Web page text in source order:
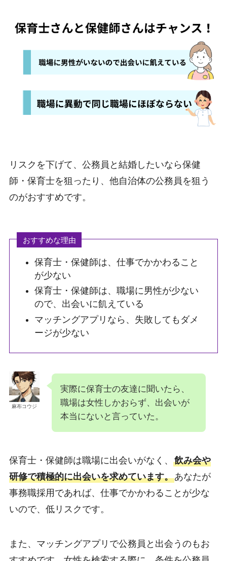
リスクを下げて、公務員と結婚したいなら保健
師・保育士を狙ったり、他自治体の公務員を狙う
のがおすすめです。
おすすめな理由
保育士・保健師は、仕事でかかわること
が少ない
保育士・保健師は、職場に男性が少ない
ので、出会いに飢えている
マッチングアプリなら、失敗してもダメ
ージが少ない
麻布コウジ
実際に保育士の友達に聞いたら、
職場は女性しかおらず、出会いが
本当にないと言っていた。
保育士・保健師は職場に出会いがなく、 飲み会や
研修で積極的に出会いを求めています。あなたが
事務職採用であれば、仕事でかかわることが少な
いので、低リスクです。
また、マッチングアプリで公務員と出会うのもお